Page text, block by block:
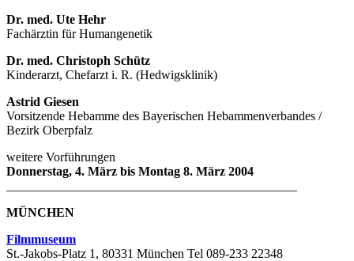
Dr. med. Ute Hehr
Fachärztin für Humangenetik
Dr. med. Christoph Schütz
Kinderarzt, Chefarzt i. R. (Hedwigsklinik)
Astrid Giesen
Vorsitzende Hebamme des Bayerischen Hebammenverbandes /
Bezirk Oberpfalz
weitere Vorführungen
Donnerstag, 4. März bis Montag 8. März 2004
MÜNCHEN
Filmmuseum
St.-Jakobs-Platz 1, 80331 München Tel 089-233 22348